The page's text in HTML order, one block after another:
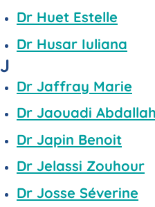
Dr Huet Estelle
Dr Husar Iuliana
J
Dr Jaffray Marie
Dr Jaouadi
Dr Japin Benoit
Dr Jelassi Zouhour
Dr Josse Séverine